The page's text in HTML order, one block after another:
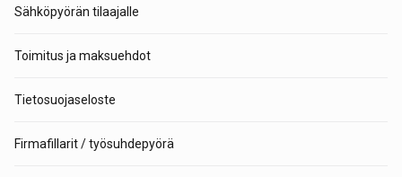
Sähköpyörän tilaajalle
Toimitus ja maksuehdot
Tietosuojaseloste
Firmafillarit / työsuhdepyörä